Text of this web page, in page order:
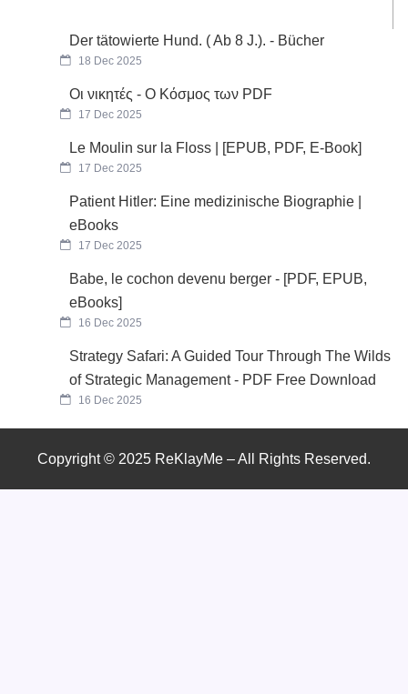
Der tätowierte Hund. ( Ab 8 J.). - Bücher
18 Dec 2025
Οι νικητές - Ο Κόσμος των PDF
17 Dec 2025
Le Moulin sur la Floss | [EPUB, PDF, E-Book]
17 Dec 2025
Patient Hitler: Eine medizinische Biographie |
eBooks
17 Dec 2025
Babe, le cochon devenu berger - [PDF, EPUB,
eBooks]
16 Dec 2025
Strategy Safari: A Guided Tour Through The Wilds
of Strategic Management - PDF Free Download
16 Dec 2025
Copyright © 2025 ReKlayMe – All Rights Reserved.